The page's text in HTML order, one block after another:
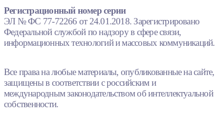
Регистрационный номер серии
ЭЛ № ФС 77-72266 от 24.01.2018. Зарегистрировано
Федеральной службой по надзору в сфере связи,
информационных технологий и массовых коммуникаций.
Все права на любые материалы, опубликованные на сайте,
защищены в соответствии с российским и
международным законодательством об интеллектуальной
собственности.